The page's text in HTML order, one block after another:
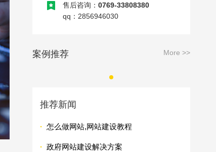
售后咨询：0769-33808380
qq：2856946030
案例推荐 More >>
推荐新闻
·怎么做网站,网站建设教程
·政府网站建设解决方案